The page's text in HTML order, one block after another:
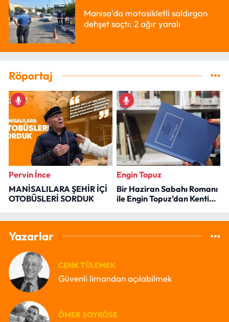
Manisa'da motosikletli saldırgan
dehşet saçtı: 2 ağır yaralı
Röportaj
Pervin İnce
MANİSALILARA ŞEHİR İÇİ
OTOBÜSLERİ SORDUK
Engin Topuz
Bir Haziran Sabahı Romanı
ile Engin Topuz’dan Kenti
Yazarlar
CENK TÜLEMEK
Güvenli limandan açılabilmek
ÖMER SOYKÖSE